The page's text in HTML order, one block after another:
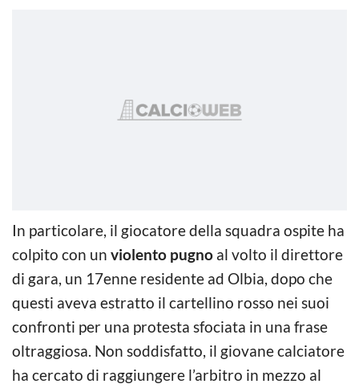
In particolare, il giocatore della squadra ospite ha
colpito con un violento pugno al volto il direttore
di gara, un 17enne residente ad Olbia, dopo che
questi aveva estratto il cartellino rosso nei suoi
confronti per una protesta sfociata in una frase
oltraggiosa. Non soddisfatto, il giovane calciatore
ha cercato di raggiungere l’arbitro in mezzo al